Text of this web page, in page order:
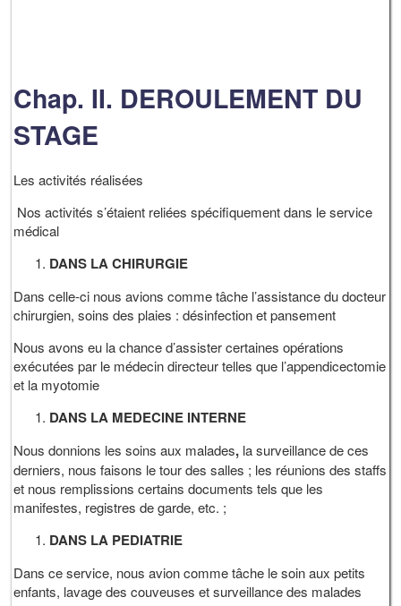
Chap. II. DEROULEMENT DU
STAGE
Les activités réalisées
Nos activités s’étaient reliées spécifiquement dans le service
médical
DANS LA CHIRURGIE
Dans celle-ci nous avions comme tâche l’assistance du docteur
chirurgien, soins des plaies : désinfection et pansement
Nous avons eu la chance d’assister certaines opérations
exécutées par le médecin directeur telles que l’appendicectomie
et la myotomie
DANS LA MEDECINE INTERNE
Nous donnions les soins aux malades, la surveillance de ces
derniers, nous faisons le tour des salles ; les réunions des staffs
et nous remplissions certains documents tels que les
manifestes, registres de garde, etc. ;
DANS LA PEDIATRIE
Dans ce service, nous avion comme tâche le soin aux petits
enfants, lavage des couveuses et surveillance des malades